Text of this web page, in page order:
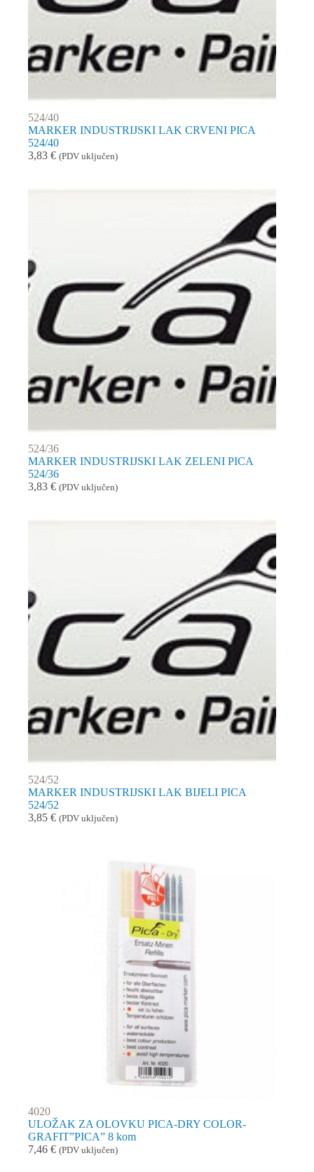
524/40
MARKER INDUSTRIJSKI LAK CRVENI PICA
524/40
3,83 € (PDV uključen)
524/36
MARKER INDUSTRIJSKI LAK ZELENI PICA
524/36
3,83 € (PDV uključen)
524/52
MARKER INDUSTRIJSKI LAK BIJELI PICA
524/52
3,85 € (PDV uključen)
4020
ULOŽAK ZA OLOVKU PICA-DRY COLOR-
GRAFIT”PICA” 8 kom
7,46 € (PDV uključen)